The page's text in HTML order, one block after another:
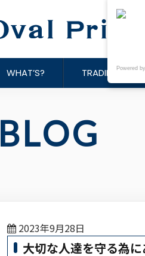
WHAT’S? TRADING
BLOG
2023年9月28日
大切な人達を守る為
Powered